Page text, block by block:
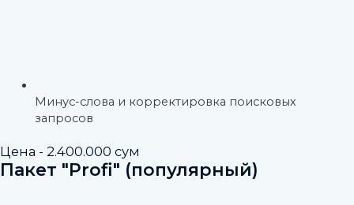
Минус-слова и корректировка поисковых
запросов
Цена - 2.400.000 сум
Пакет "Profi" (популярный)